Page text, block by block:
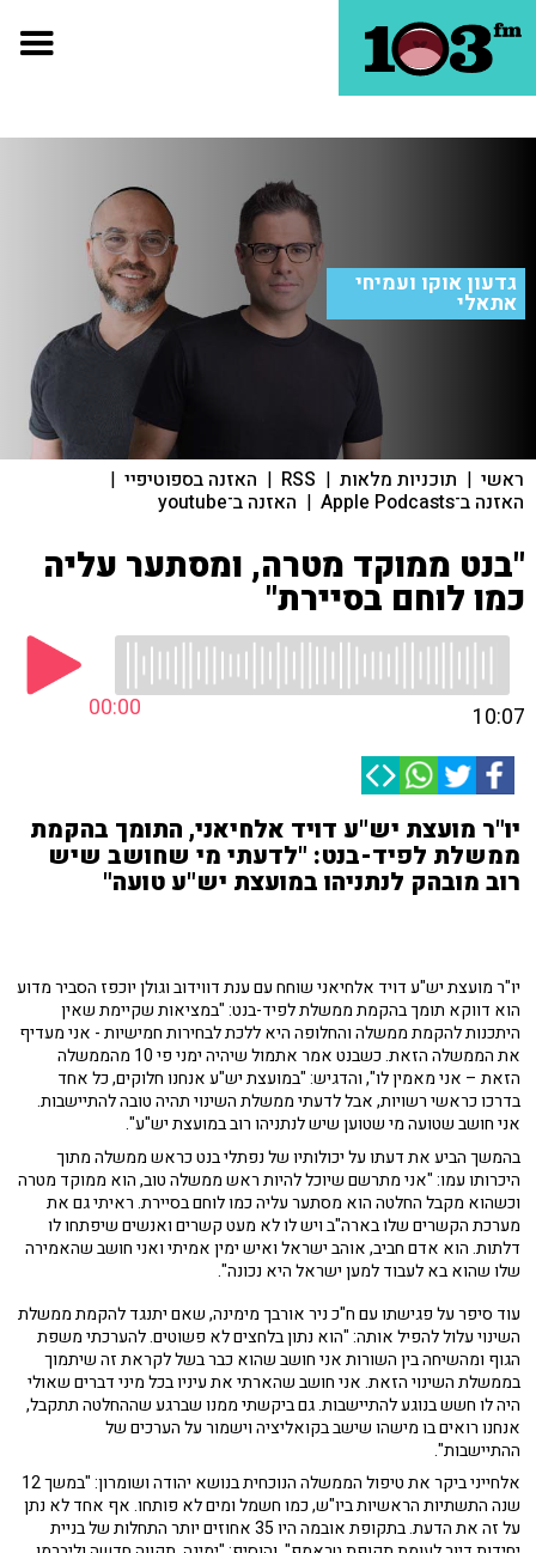
גדעון אוקו ועמיחי
אתאלי
ראשי | תוכניות מלאות |
RSS
| האזנה בספוטיפיי |
האזנה ב־Apple Podcasts | האזנה ב־youtube
"בנט ממוקד מטרה, ומסתער עליה
כמו לוחם בסיירת"
00:00 10:07
יו"ר מועצת יש"ע דויד אלחיאני, התומך בהקמת
ממשלת לפיד-בנט: "לדעתי מי שחושב שיש
רוב מובהק לנתניהו במועצת יש"ע טועה"
יו"ר מועצת יש"ע דויד אלחיאני שוחח עם ענת דווידוב וגולן יוכפז הסביר מדוע
הוא דווקא תומך בהקמת ממשלת לפיד-בנט: "במציאות שקיימת שאין
היתכנות להקמת ממשלה והחלופה היא ללכת לבחירות חמישיות - אני מעדיף
את הממשלה הזאת. כשבנט אמר אתמול שיהיה ימני פי 10 מהממשלה
הזאת – אני מאמין לו", והדגיש: "במועצת יש"ע אנחנו חלוקים, כל אחד
בדרכו כראשי רשויות, אבל לדעתי ממשלת השינוי תהיה טובה להתיישבות.
אני חושב שטועה מי שטוען שיש לנתניהו רוב במועצת יש"ע".
בהמשך הביע את דעתו על יכולותיו של נפתלי בנט כראש ממשלה מתוך
היכרותו עמו: "אני מתרשם שיוכל להיות ראש ממשלה טוב, הוא ממוקד מטרה
וכשהוא מקבל החלטה הוא מסתער עליה כמו לוחם בסיירת. ראיתי גם את
מערכת הקשרים שלו בארה"ב ויש לו לא מעט קשרים ואנשים שיפתחו לו
דלתות. הוא אדם חביב, אוהב ישראל ואיש ימין אמיתי ואני חושב שהאמירה
שלו שהוא בא לעבוד למען ישראל היא נכונה".
עוד סיפר על פגישתו עם ח"כ ניר אורבך מימינה, שאם יתנגד להקמת ממשלת
השינוי עלול להפיל אותה: "הוא נתון בלחצים לא פשוטים. להערכתי משפת
הגוף ומהשיחה בין השורות אני חושב שהוא כבר בשל לקראת זה שיתמוך
בממשלת השינוי הזאת. אני חושב שהארתי את עיניו בכל מיני דברים שאולי
היה לו חשש בנוגע להתיישבות. גם ביקשתי ממנו שברגע שההחלטה תתקבל,
אנחנו רואים בו מישהו שישב בקואליציה וישמור על הערכים של
ההתיישבות".
אלחייני ביקר את טיפול הממשלה הנוכחית בנושא יהודה ושומרון: "במשך 12
שנה התשתיות הראשיות ביו"ש, כמו חשמל ומים לא פותחו. אף אחד לא נתן
על זה את הדעת. בתקופת אובמה היו 35 אחוזים יותר התחלות של בניית